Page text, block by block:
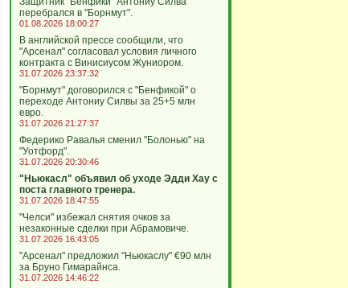
перебрался в "Борнмут".
01.08.2026 18:00:27
В английской прессе сообщили, что
"Арсенал" согласовал условия личного
контракта с Винисиусом Жуниором.
31.07.2026 23:37:32
"Борнмут" договорился с "Бенфикой" о
переходе Антониу Силвы за 25+5 млн
евро.
31.07.2026 21:27:37
Федерико Равалья сменил "Болонью" на
"Уотфорд".
31.07.2026 20:30:46
"Ньюкасл" объявил об уходе Эдди Хау с
поста главного тренера.
31.07.2026 18:47:55
"Челси" избежал снятия очков за
незаконные сделки при Абрамовиче.
31.07.2026 16:43:05
"Арсенал" предложил "Ньюкаслу" €90 млн
за Бруно Гимарайнса.
31.07.2026 14:46:22